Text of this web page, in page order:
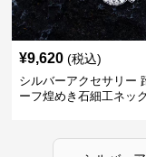
¥9,620 (税込)
シルバーアクセサリー
ーフ煌めき石細工ネッ